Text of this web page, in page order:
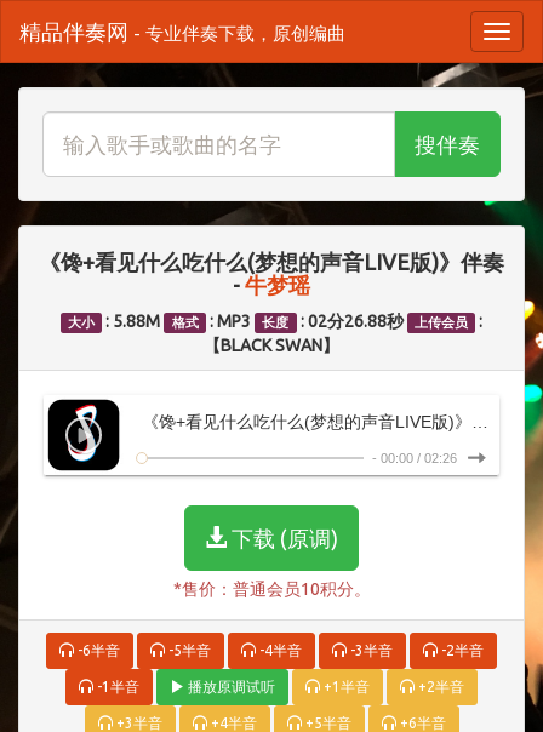
精品伴奏网 - 专业伴奏下载，原创编曲
搜伴奏
《馋+看见什么吃什么(梦想的声音LIVE版)》伴奏
- 牛梦瑶
大小 : 5.88M 格式 : MP3 长度 : 02分26.88秒 上传会员
:
【BLACK SWAN】
- 00:00 / 02:26
下载 (原调)
*售价：普通会员10积分。
-6半音 -5半音 -4半音 -3半音 -2半音
-1半音 播放原调试听 +1半音 +2半音
+3半音 +4半音 +5半音 +6半音